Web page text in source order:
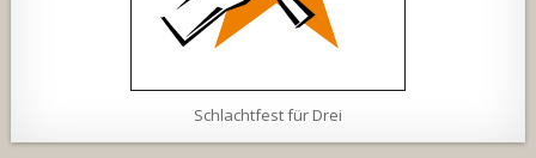
Schlachtfest für Drei